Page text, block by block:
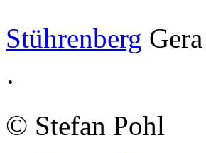
Stührenberg
·
© Stefan Pohl